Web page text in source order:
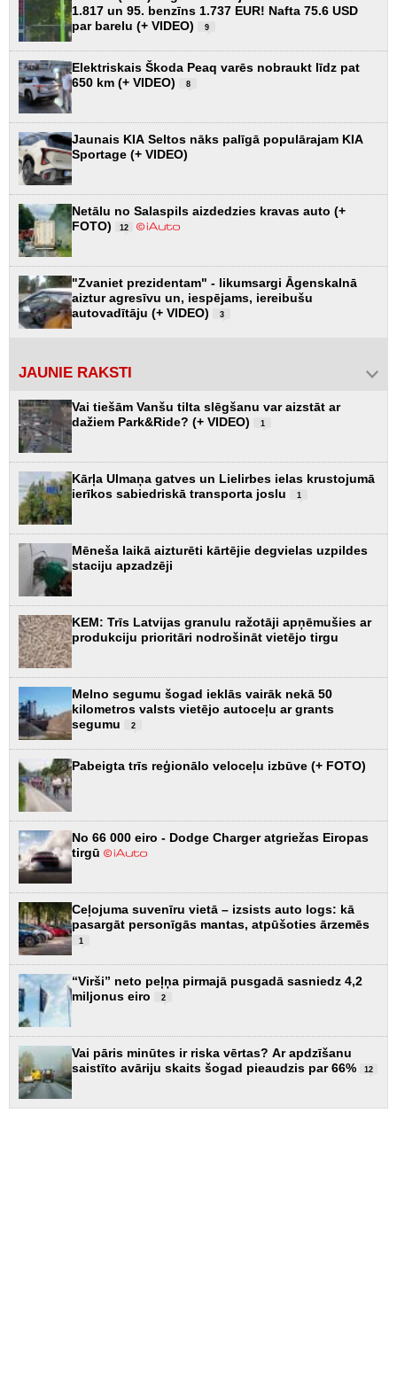
1.817 un 95. benzīns 1.737 EUR! Nafta 75.6 USD
par barelu (+ VIDEO)
9
Elektriskais Škoda Peaq varēs nobraukt līdz pat
650 km (+ VIDEO)
8
Jaunais KIA Seltos nāks palīgā populārajam KIA
Sportage (+ VIDEO)
Netālu no Salaspils aizdedzies kravas auto (+
FOTO)
12
"Zvaniet prezidentam" - likumsargi Āgenskalnā
aiztur agresīvu un, iespējams, iereibušu
autovadītāju (+ VIDEO)
3
JAUNIE RAKSTI
Vai tiešām Vanšu tilta slēgšanu var aizstāt ar
dažiem Park&Ride? (+ VIDEO)
1
Kārļa Ulmaņa gatves un Lielirbes ielas krustojumā
ierīkos sabiedriskā transporta joslu
1
Mēneša laikā aizturēti kārtējie degvielas uzpildes
staciju apzadzēji
KEM: Trīs Latvijas granulu ražotāji apņēmušies ar
produkciju prioritāri nodrošināt vietējo tirgu
Melno segumu šogad ieklās vairāk nekā 50
kilometros valsts vietējo autoceļu ar grants
segumu
2
Pabeigta trīs reģionālo veloceļu izbūve (+ FOTO)
No 66 000 eiro - Dodge Charger atgriežas Eiropas
tirgū
Ceļojuma suvenīru vietā – izsists auto logs: kā
pasargāt personīgās mantas, atpūšoties ārzemēs
1
“Virši” neto peļņa pirmajā pusgadā sasniedz 4,2
miljonus eiro
2
Vai pāris minūtes ir riska vērtas? Ar apdzīšanu
saistīto avāriju skaits šogad pieaudzis par 66%
12